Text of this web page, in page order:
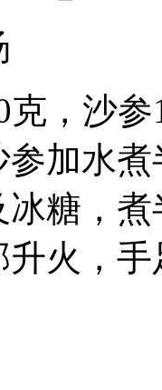
沙参
加水
糖，
升火，